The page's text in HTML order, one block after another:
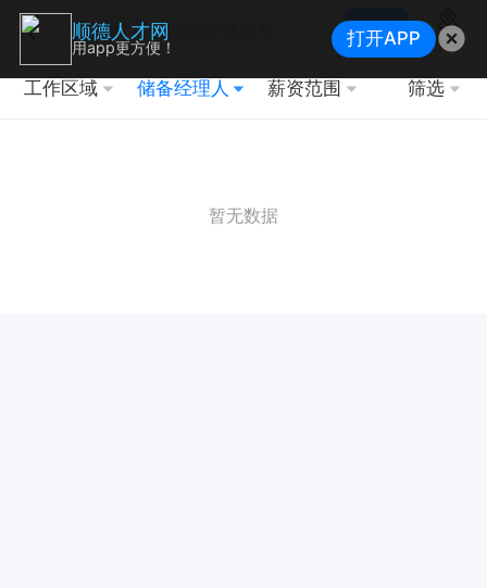
搜索
地图
工作区域 储备经理人 薪资范围 筛选
暂无数据
顺德人才网
用app更方便！ 打开APP